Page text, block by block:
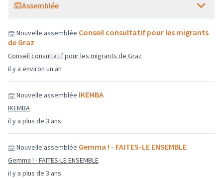
Assemblée
il y a environ un an
Nouvelle assemblée Conseil consultatif pour les migrants
de Graz
Conseil consultatif pour les migrants de Graz
il y a plus de 3 ans
Nouvelle assemblée IKEMBA
IKEMBA
il y a plus de 3 ans
Nouvelle assemblée Gemma ! - FAITES-LE ENSEMBLE
Gemma ! - FAITES-LE ENSEMBLE